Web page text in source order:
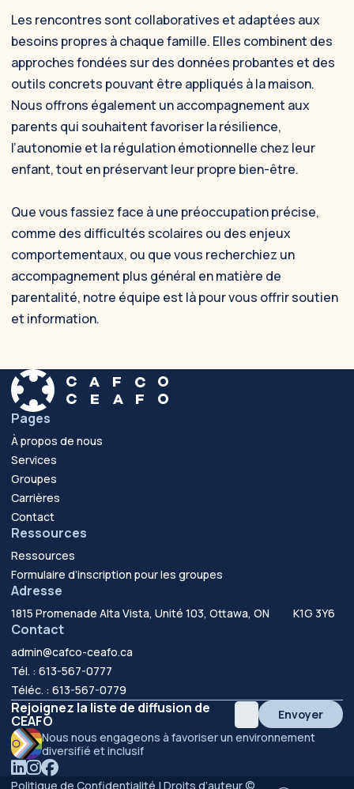
Les rencontres sont collaboratives et adaptées aux
besoins propres à chaque famille. Elles combinent des
approches fondées sur des données probantes et des
outils concrets pouvant être appliqués à la maison.
Nous offrons également un accompagnement aux
parents qui souhaitent favoriser la résilience,
l’autonomie et la régulation émotionnelle chez leur
enfant, tout en préservant leur propre bien-être.
Que vous fassiez face à une préoccupation précise,
comme des difficultés scolaires ou des enjeux
comportementaux, ou que vous recherchiez un
accompagnement plus général en matière de
parentalité, notre équipe est là pour vous offrir soutien
et information.
Pages
À propos de nous
Services
Groupes
Carrières
Contact
Ressources
Ressources
Formulaire d’inscription pour les groupes
Adresse
1815 Promenade Alta Vista, Unité 103, Ottawa, ON K1G 3Y6
Contact
admin@cafco-ceafo.ca
Tél. : 613-567-0777
Téléc. : 613-567-0779
Rejoignez la liste de diffusion de
CEAFO
Envoyer
Nous nous engageons à favoriser un environnement
diversifié et inclusif
linkedin
instagram
facebook
Politique de Confidentialité | Droits d’auteur ©